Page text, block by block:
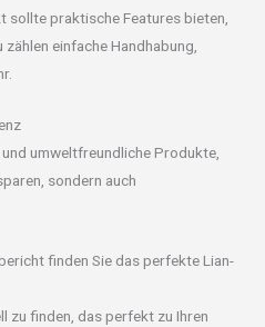
sollte praktische Features bieten,
einfache Handhabung,
umweltfreundliche Produkte,
sondern auch
finden Sie das perfekte Lian-
zu finden, das perfekt zu Ihren